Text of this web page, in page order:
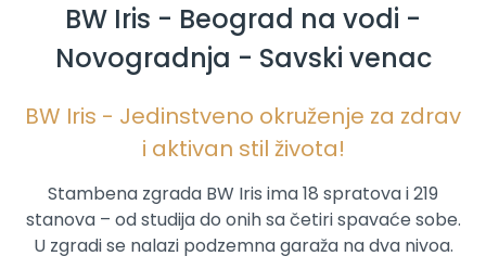
BW Iris - Beograd na vodi -
Novogradnja - Savski venac
BW Iris - Jedinstveno okruženje za zdrav
i aktivan stil života!
Stambena zgrada BW Iris ima 18 spratova i 219
stanova – od studija do onih sa četiri spavaće sobe.
U zgradi se nalazi podzemna garaža na dva nivoa.